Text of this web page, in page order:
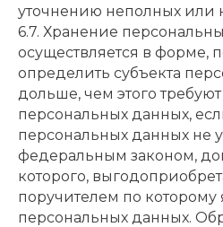
уточнению неполных или
6.7. Хранение
осуществляется в форме,
определить субъекта
дольше, чем этого
персональных данных,
персональных данных не
федеральным законом,
которого,
поручителем по которому
персональных данных.